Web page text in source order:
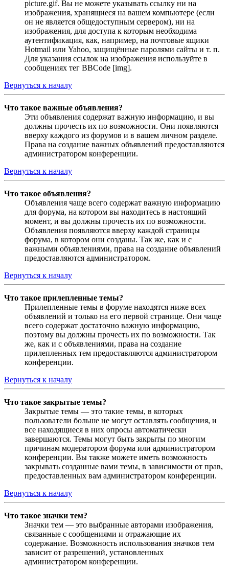
picture.gif. Вы не можете указывать ссылку ни на
изображения, хранящиеся на вашем компьютере (если
он не является общедоступным сервером), ни на
изображения, для доступа к которым необходима
аутентификация, как, например, на почтовые ящики
Hotmail или Yahoo, защищённые паролями сайты и т. п.
Для указания ссылок на изображения используйте в
сообщениях тег BBCode [img].
Вернуться к началу
Что такое важные объявления?
Эти объявления содержат важную информацию, и вы
должны прочесть их по возможности. Они появляются
вверху каждого из форумов и в вашем личном разделе.
Права на создание важных объявлений предоставляются
администратором конференции.
Вернуться к началу
Что такое объявления?
Объявления чаще всего содержат важную информацию
для форума, на котором вы находитесь в настоящий
момент, и вы должны прочесть их по возможности.
Объявления появляются вверху каждой страницы
форума, в котором они созданы. Так же, как и с
важными объявлениями, права на создание объявлений
предоставляются администратором.
Вернуться к началу
Что такое прилепленные темы?
Прилепленные темы в форуме находятся ниже всех
объявлений и только на его первой странице. Они чаще
всего содержат достаточно важную информацию,
поэтому вы должны прочесть их по возможности. Так
же, как и с объявлениями, права на создание
прилепленных тем предоставляются администратором
конференции.
Вернуться к началу
Что такое закрытые темы?
Закрытые темы — это такие темы, в которых
пользователи больше не могут оставлять сообщения, и
все находящиеся в них опросы автоматически
завершаются. Темы могут быть закрыты по многим
причинам модератором форума или администратором
конференции. Вы также можете иметь возможность
закрывать созданные вами темы, в зависимости от прав,
предоставленных вам администратором конференции.
Вернуться к началу
Что такое значки тем?
Значки тем — это выбранные авторами изображения,
связанные с сообщениями и отражающие их
содержание. Возможность использования значков тем
зависит от разрешений, установленных
администратором конференции.